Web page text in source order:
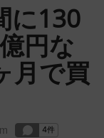
に130
円な
月で買